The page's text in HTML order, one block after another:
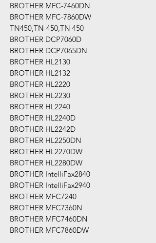
BROTHER MFC-7460DN
BROTHER MFC-7860DW
TN450,TN-450,TN 450
BROTHER DCP7060D
BROTHER DCP7065DN
BROTHER HL2130
BROTHER HL2132
BROTHER HL2220
BROTHER HL2230
BROTHER HL2240
BROTHER HL2240D
BROTHER HL2242D
BROTHER HL2250DN
BROTHER HL2270DW
BROTHER HL2280DW
BROTHER IntelliFax2840
BROTHER IntelliFax2940
BROTHER MFC7240
BROTHER MFC7360N
BROTHER MFC7460DN
BROTHER MFC7860DW